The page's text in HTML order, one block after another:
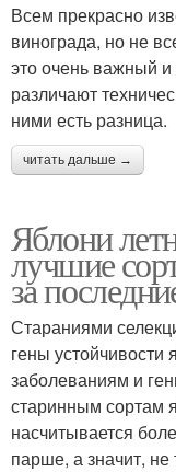
Всем прекрасно
винограда, но не
это очень важный
различают
ними есть разница.
читать дальше →
Яблони
лучшие
за
Стараниями
гены
заболеваниям и
старинным сортам
насчитывается
парше, а значит,